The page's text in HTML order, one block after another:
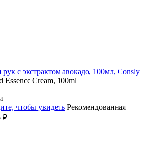
с экстрактом авокадо, 100мл, Consly
Essence Cream, 100ml
чтобы увидеть Рекомендованная
₽